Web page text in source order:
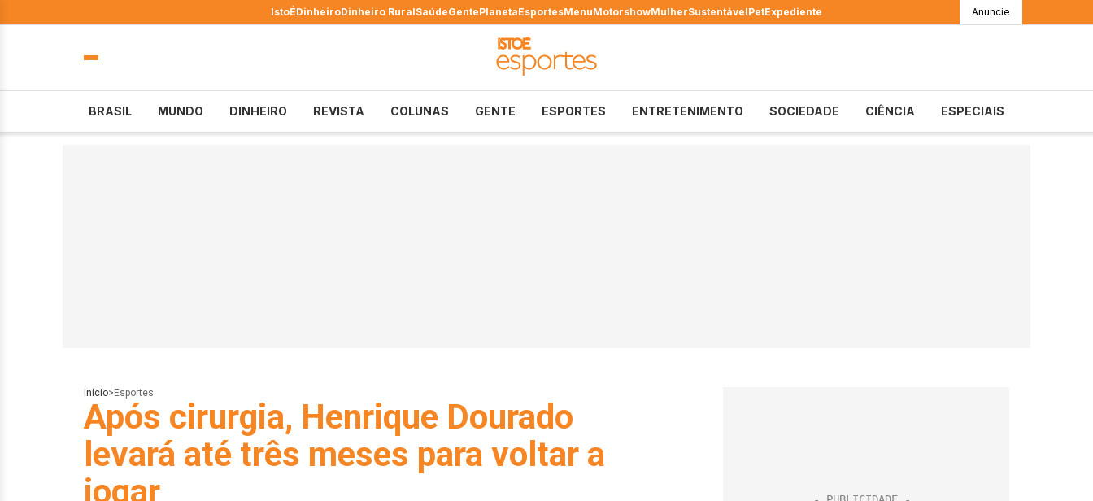
IstoÉDinheiroDinheiro RuralSaúdeGentePlanetaEsportesMenuMotorshowMulherSustentávelPetExpediente Anuncie
BRASIL MUNDO DINHEIRO REVISTA COLUNAS GENTE ESPORTES ENTRETENIMENTO SOCIEDADE CIÊNCIA ESPECIAIS
Início> Esportes
Após cirurgia, Henrique Dourado
levará até três meses para voltar a
jogar